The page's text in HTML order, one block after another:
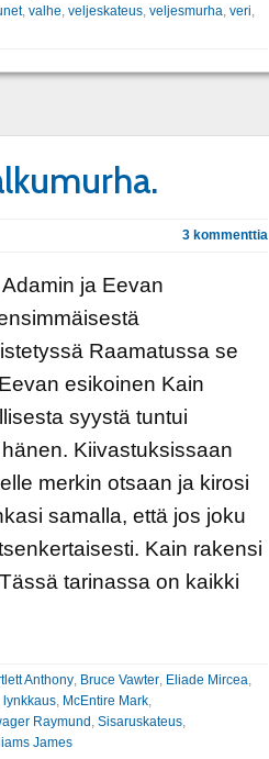
, valhe, veljeskateus, veljesmurha, veri,
3 kommenttia
ja Eevan
Raamatussa se
esikoinen Kain
syystä tuntui
Kiivastuksissaan
merkin otsaan ja kirosi
samalla, että jos joku
Kain rakensi
tarinassa on kaikki
Anthony, Bruce Vawter, Eliade Mircea
lynkkaus, McEntire Mark,
Raymund Sisaruskateus,
James